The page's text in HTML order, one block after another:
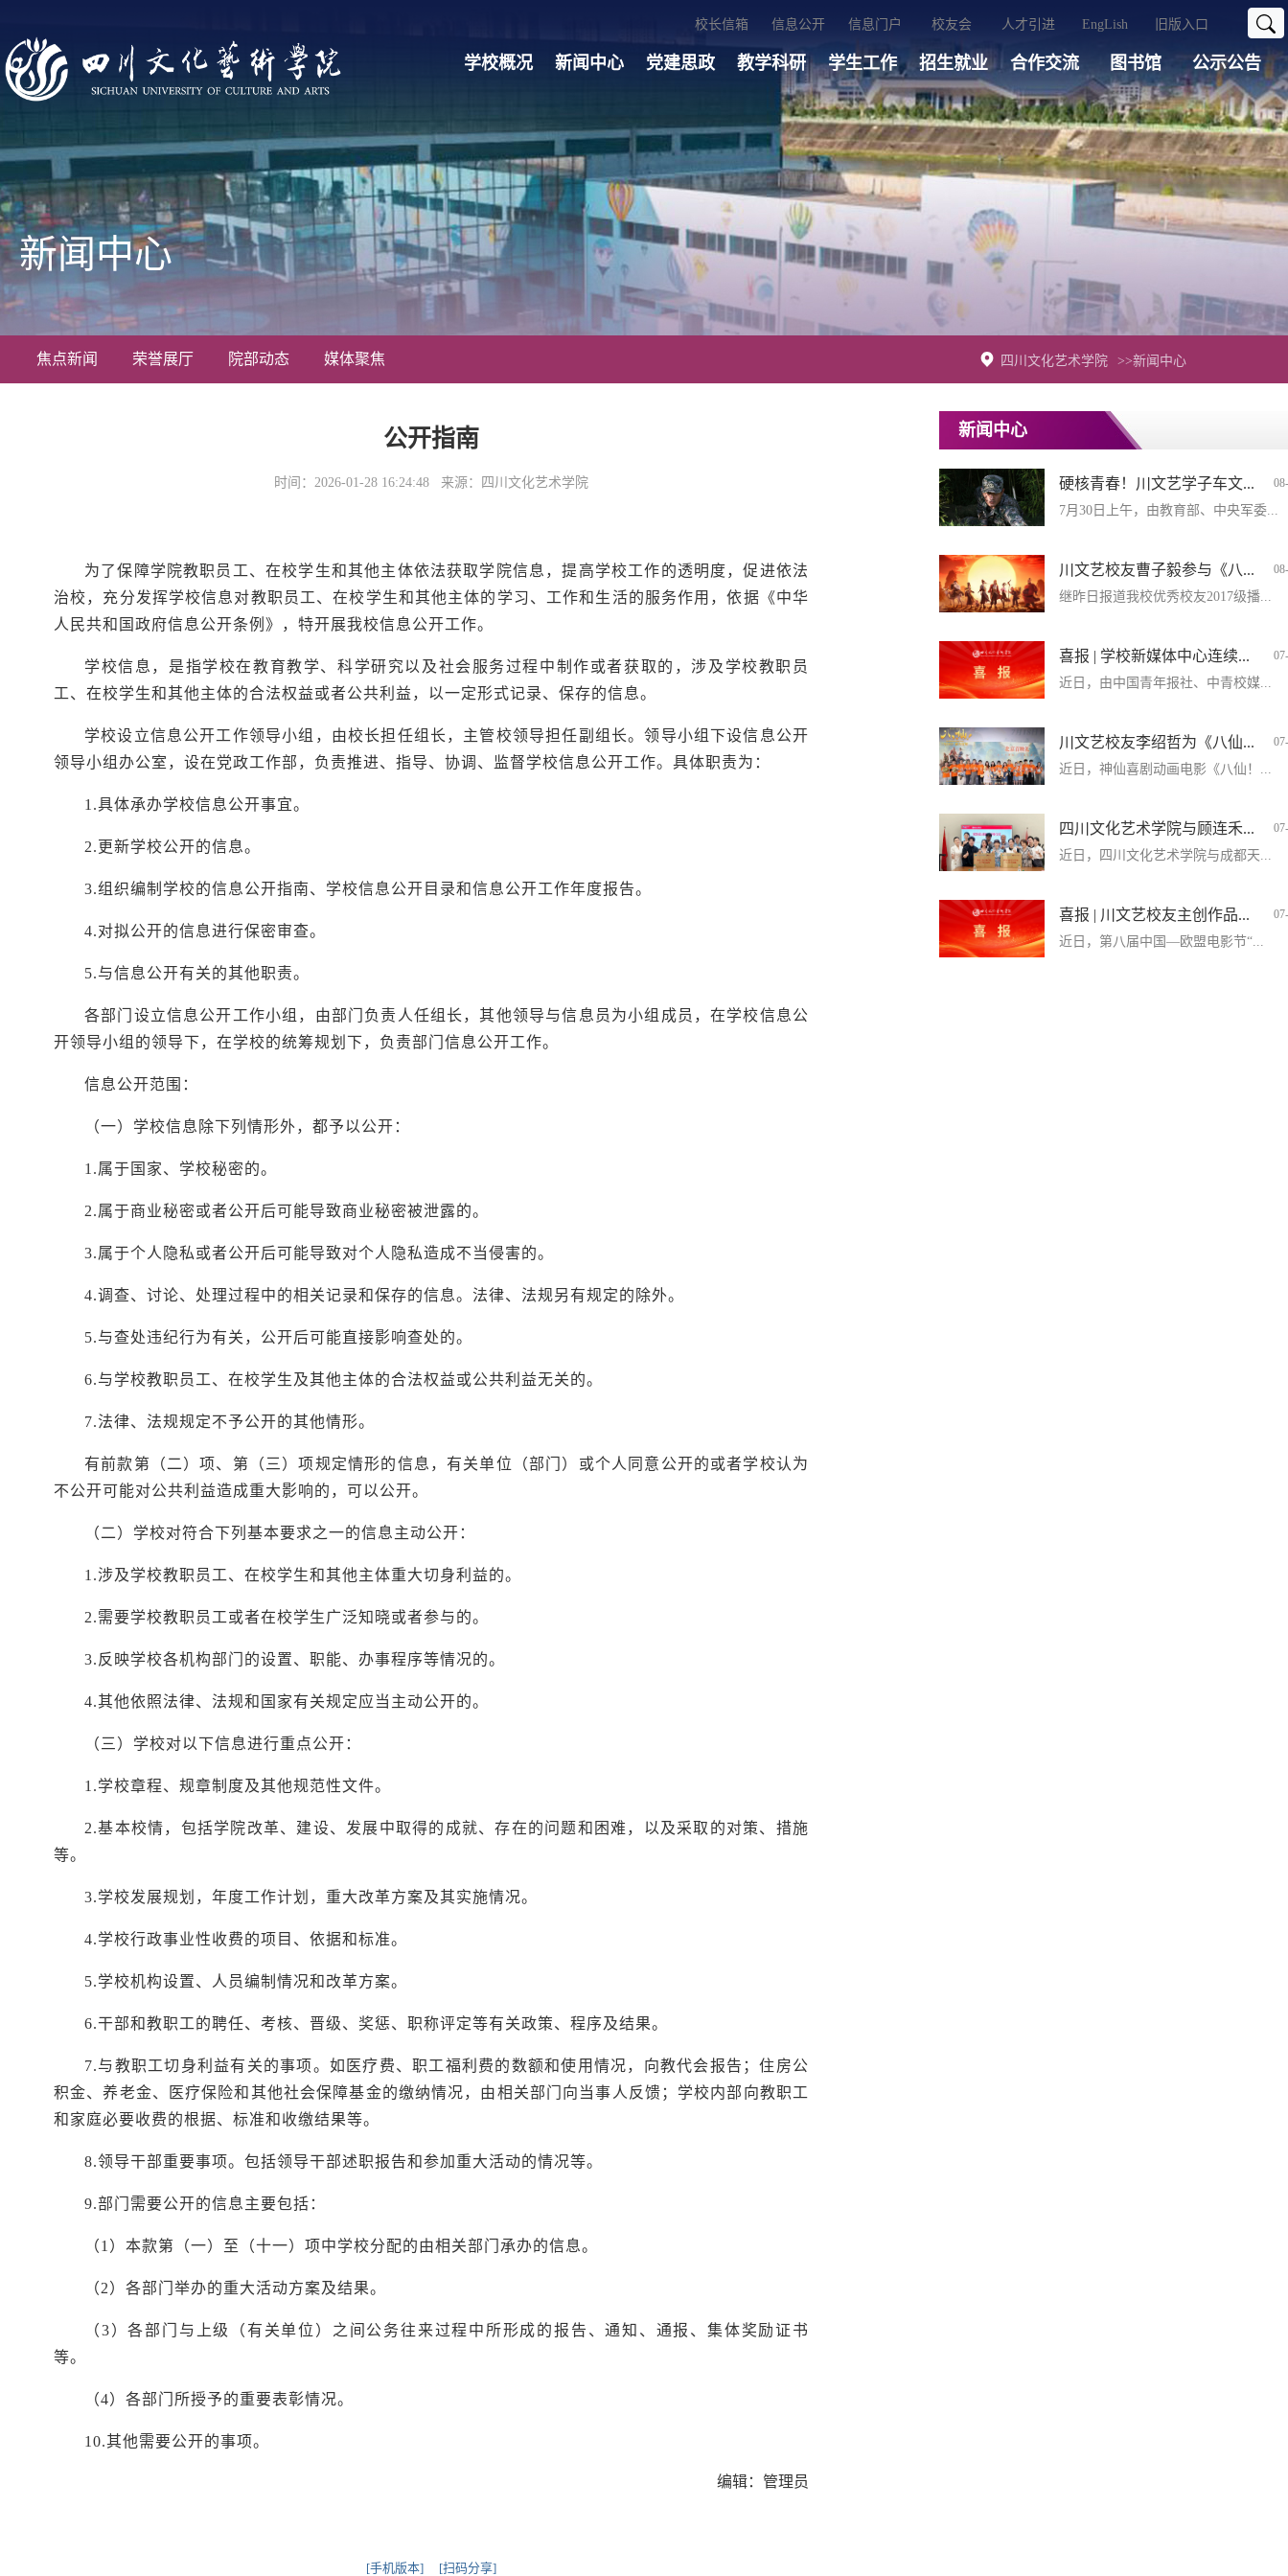
焦点新闻 荣誉展厅 院部动态 媒体聚焦
新闻中心
四川文化艺术学院 >>新闻中心
公开指南
时间：2026-01-28 16:24:48 来源：四川文化艺术学院
为了保障学院教职员工、在校学生和其他主体依法获取学院信息，提高学校工作的透明度，促进依法
治校，充分发挥学校信息对教职员工、在校学生和其他主体的学习、工作和生活的服务作用，依据《中华
人民共和国政府信息公开条例》，特开展我校信息公开工作。
学校信息，是指学校在教育教学、科学研究以及社会服务过程中制作或者获取的，涉及学校教职员
工、在校学生和其他主体的合法权益或者公共利益，以一定形式记录、保存的信息。
学校设立信息公开工作领导小组，由校长担任组长，主管校领导担任副组长。领导小组下设信息公开
领导小组办公室，设在党政工作部，负责推进、指导、协调、监督学校信息公开工作。具体职责为：
1.具体承办学校信息公开事宜。
2.更新学校公开的信息。
3.组织编制学校的信息公开指南、学校信息公开目录和信息公开工作年度报告。
4.对拟公开的信息进行保密审查。
5.与信息公开有关的其他职责。
各部门设立信息公开工作小组，由部门负责人任组长，其他领导与信息员为小组成员，在学校信息公
开领导小组的领导下，在学校的统筹规划下，负责部门信息公开工作。
信息公开范围：
（一）学校信息除下列情形外，都予以公开：
1.属于国家、学校秘密的。
2.属于商业秘密或者公开后可能导致商业秘密被泄露的。
3.属于个人隐私或者公开后可能导致对个人隐私造成不当侵害的。
4.调查、讨论、处理过程中的相关记录和保存的信息。法律、法规另有规定的除外。
5.与查处违纪行为有关，公开后可能直接影响查处的。
6.与学校教职员工、在校学生及其他主体的合法权益或公共利益无关的。
7.法律、法规规定不予公开的其他情形。
有前款第（二）项、第（三）项规定情形的信息，有关单位（部门）或个人同意公开的或者学校认为
不公开可能对公共利益造成重大影响的，可以公开。
（二）学校对符合下列基本要求之一的信息主动公开：
1.涉及学校教职员工、在校学生和其他主体重大切身利益的。
2.需要学校教职员工或者在校学生广泛知晓或者参与的。
3.反映学校各机构部门的设置、职能、办事程序等情况的。
4.其他依照法律、法规和国家有关规定应当主动公开的。
（三）学校对以下信息进行重点公开：
1.学校章程、规章制度及其他规范性文件。
2.基本校情，包括学院改革、建设、发展中取得的成就、存在的问题和困难，以及采取的对策、措施
等。
3.学校发展规划，年度工作计划，重大改革方案及其实施情况。
4.学校行政事业性收费的项目、依据和标准。
5.学校机构设置、人员编制情况和改革方案。
6.干部和教职工的聘任、考核、晋级、奖惩、职称评定等有关政策、程序及结果。
7.与教职工切身利益有关的事项。如医疗费、职工福利费的数额和使用情况，向教代会报告；住房公
积金、养老金、医疗保险和其他社会保障基金的缴纳情况，由相关部门向当事人反馈；学校内部向教职工
和家庭必要收费的根据、标准和收缴结果等。
8.领导干部重要事项。包括领导干部述职报告和参加重大活动的情况等。
9.部门需要公开的信息主要包括：
（1）本款第（一）至（十一）项中学校分配的由相关部门承办的信息。
（2）各部门举办的重大活动方案及结果。
（3）各部门与上级（有关单位）之间公务往来过程中所形成的报告、通知、通报、集体奖励证书
等。
（4）各部门所授予的重要表彰情况。
10.其他需要公开的事项。
编辑：管理员
[手机版本] [扫码分享]
新闻中心
硬核青春！川文艺学子车文...
7月30日上午，由教育部、中央军委...
川文艺校友曹子毅参与《八...
继昨日报道我校优秀校友2017级播...
喜报 | 学校新媒体中心连续...
近日，由中国青年报社、中青校媒...
川文艺校友李绍哲为《八仙...
近日，神仙喜剧动画电影《八仙！...
四川文化艺术学院与顾连禾...
近日，四川文化艺术学院与成都天...
喜报 | 川文艺校友主创作品...
近日，第八届中国—欧盟电影节“...
学校概况 新闻中心 党建思政 教学科研 学生工作 招生就业 合作交流 图书馆 公示公告
校长信箱 信息公开 信息门户 校友会 人才引进 EngLish 旧版入口